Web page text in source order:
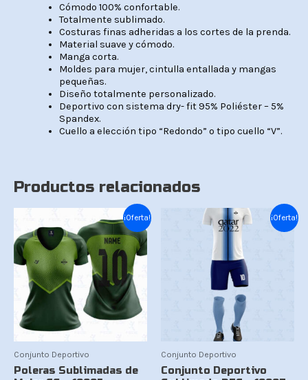
Cómodo 100% confortable.
Totalmente sublimado.
Costuras finas adheridas a los cortes de la prenda.
Material suave y cómodo.
Manga corta.
Moldes para mujer, cintulla entallada y mangas
pequeñas.
Diseño totalmente personalizado.
Deportivo con sistema dry- fit 95% Poliéster – 5%
Spandex.
Cuello a elección tipo “Redondo” o tipo cuello “V”.
Productos relacionados
¡Oferta!
Conjunto Deportivo
Poleras Sublimadas de
precio
original
era:
Bs.89.
precio
actual
es:
Bs.79.
¡Oferta!
Conjunto Deportivo
Conjunto Deportivo
precio
Bs.150.
precio
Bs.139.